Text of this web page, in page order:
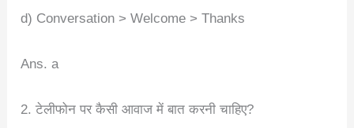
d) Conversation > Welcome > Thanks
Ans. a
2. टेलीफोन पर कैसी आवाज में बात करनी चाहिए?